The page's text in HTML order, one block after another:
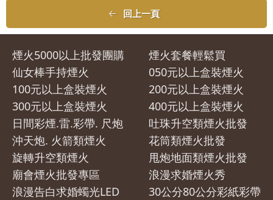
回上一頁
煙火5000以上批發團購
煙火套餐輕鬆買
仙女棒手持煙火
050元以上盒裝煙火
100元以上盒裝煙火
200元以上盒裝煙火
300元以上盒裝煙火
400元以上盒裝煙火
日間彩煙.雷.彩帶. 尺炮
吐珠升空類煙火批發
沖天炮. 火箭類煙火
花筒類煙火批發
旋轉升空類煙火
甩炮地面類煙火批發
廟會煙火批發專區
浪漫求婚煙火秀
浪漫告白求婚蠋光LED
30公分80公分彩紙彩帶